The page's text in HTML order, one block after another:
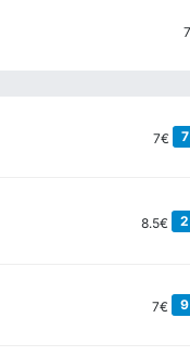
7€ 7
8.5€ 2
7€ 9